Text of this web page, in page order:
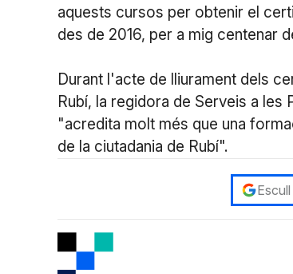
aquests cursos per obtenir el
des de 2016, per a mig centenar
Durant l'acte de lliurament dels
Rubí, la regidora de Serveis a
"acredita molt més que una
de la ciutadania de Rubí".